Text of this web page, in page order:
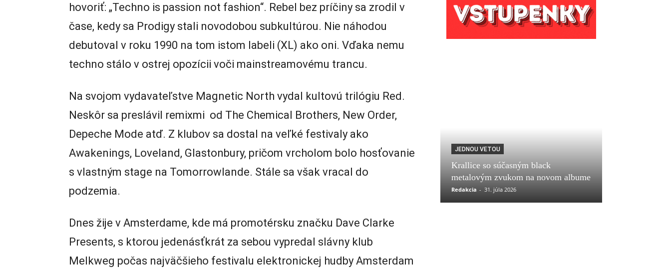
hovoriť: „Techno is passion not fashion“. Rebel bez príčiny sa zrodil v
čase, kedy sa Prodigy stali novodobou subkultúrou. Nie náhodou
debutoval v roku 1990 na tom istom labeli (XL) ako oni. Vďaka nemu
techno stálo v ostrej opozícii voči mainstreamovému trancu.
Na svojom vydavateľstve Magnetic North vydal kultovú trilógiu Red.
Neskôr sa preslávil remixmi od The Chemical Brothers, New Order,
Depeche Mode atď. Z klubov sa dostal na veľké festivaly ako
Awakenings, Loveland, Glastonbury, pričom vrcholom bolo hosťovanie
s vlastným stage na Tomorrowlande. Stále sa však vracal do
podzemia.
Dnes žije v Amsterdame, kde má promotérsku značku Dave Clarke
Presents, s ktorou jedenásťkrát za sebou vypredal slávny klub
Melkweg počas najväčšieho festivalu elektronickej hudby Amsterdam
JEDNOU VETOU
Krallice so súčasným black
metalovým zvukom na novom albume
Redakcia - 31. júla 2026